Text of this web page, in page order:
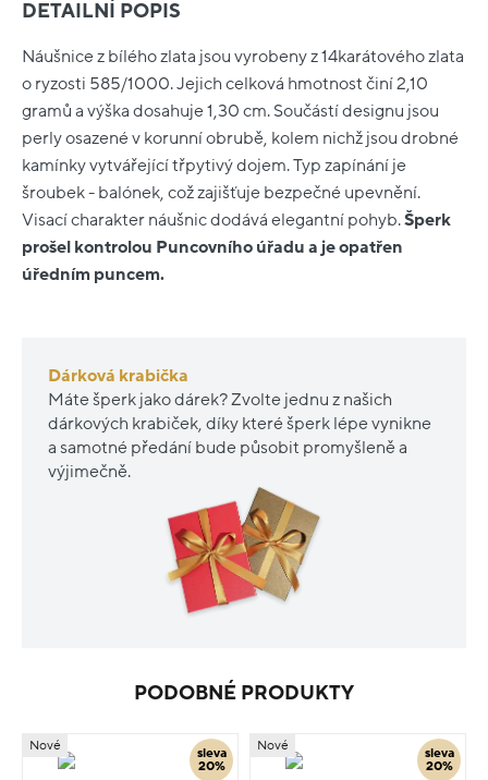
DETAILNÍ POPIS
Náušnice z bílého zlata jsou vyrobeny z 14karátového zlata
o ryzosti 585/1000. Jejich celková hmotnost činí 2,10
gramů a výška dosahuje 1,30 cm. Součástí designu jsou
perly osazené v korunní obrubě, kolem nichž jsou drobné
kamínky vytvářející třpytivý dojem. Typ zapínání je
šroubek - balónek, což zajišťuje bezpečné upevnění.
Visací charakter náušnic dodává elegantní pohyb.Šperk
prošel kontrolou Puncovního úřadu a je opatřen
úředním puncem.
Dárková krabička
Máte šperk jako dárek? Zvolte jednu z našich
dárkových krabiček, díky které šperk lépe vynikne
a samotné předání bude působit promyšleně a
výjimečně.
PODOBNÉ PRODUKTY
sleva
20%
Nové
sleva
20%
Nové